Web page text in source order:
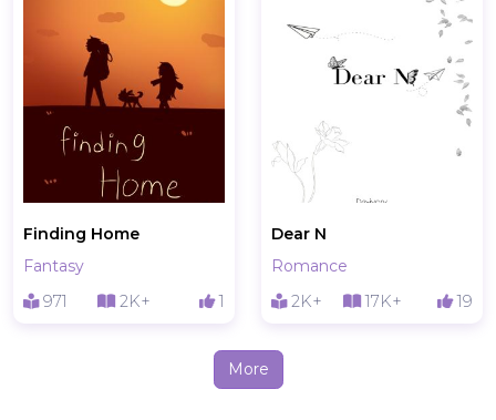
Finding Home
Fantasy
971
2K+ 1
Dear N
Romance
2K+
17K+ 19
More